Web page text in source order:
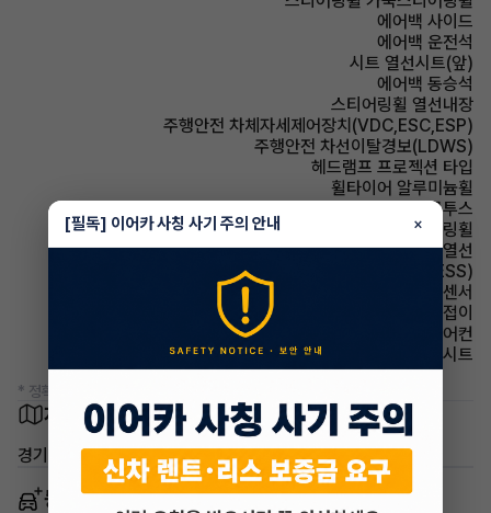
에어백 사이드
에어백 운전석
시트 열선시트(앞)
에어백 동승석
스티어링휠 열선내장
주행안전 차체자세제어장치(VDC,ESC,ESP)
주행안전 차선이탈경보(LDWS)
헤드램프 프로젝션 타입
휠타이어 알루미늄휠
유무선단자 블루투스
스티어링휠 속도감응식 스티어링휠
사이드미러 열선
주행안전 급제동경보시스템(ESS)
주차보조 후방감지센서
사이드미러 전동접이
에어컨 수동에어컨
시트 인조가죽시트
* 정확한 정보는 판매자와 반드시 확인하시기 바랍니다.
차량 위치
경기 용인시 처인구
동일 차종 이어카
[필독] 이어카 사칭 사기 주의 안내 ×